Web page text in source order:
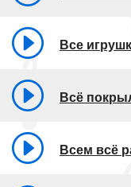
Все
Всё
Всем всё